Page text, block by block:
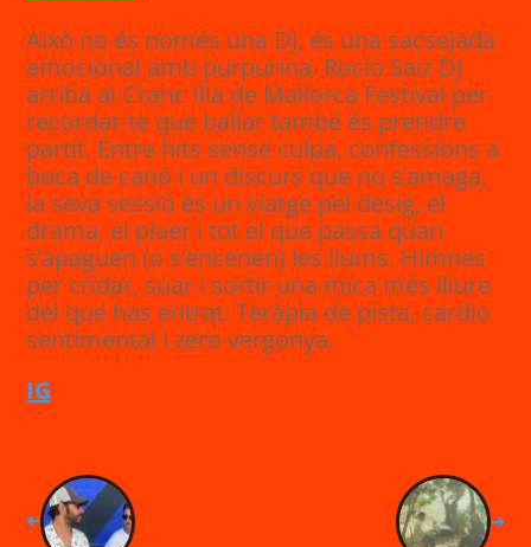
Això no és només una DJ, és una sacsejada
emocional amb purpurina. Rocío Saiz DJ
arriba al Cranc Illa de Mallorca Festival per
recordar-te que ballar també és prendre
partit. Entre hits sense culpa, confessions a
boca de canó i un discurs que no s’amaga,
la seva sessió és un viatge pel desig, el
drama, el plaer i tot el que passa quan
s’apaguen (o s’encenen) les llums. Himnes
per cridar, suar i sortir una mica més lliure
del que has entrat. Teràpia de pista, cardio
sentimental i zero vergonya.
IG
➜ ➜